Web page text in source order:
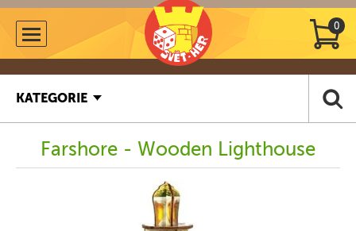
0
KATEGORIE
Farshore - Wooden Lighthouse